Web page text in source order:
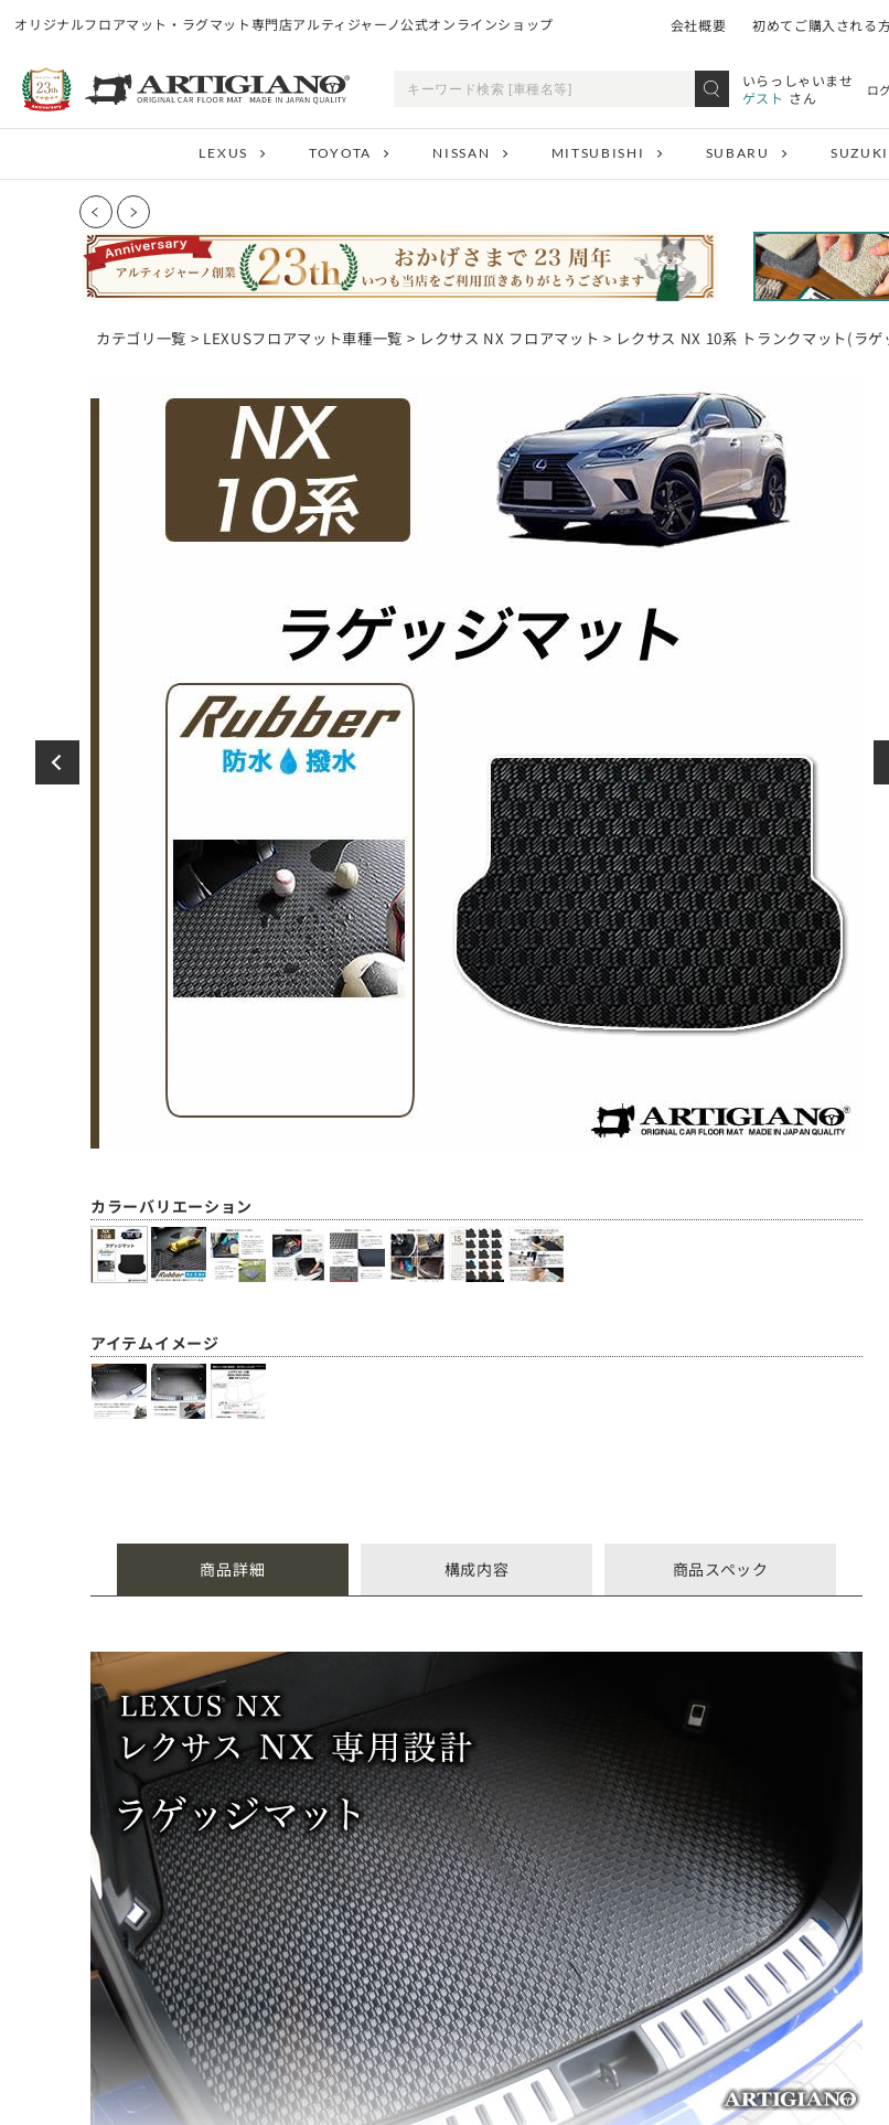
オリジナルフロアマット・ラグマット専門店アルティジャーノ公式オンラインショップ 会社概要 初めてご購入される
いらっしゃいませ
ゲスト さん ロ
LEXUS TOYOTA NISSAN MITSUBISHI SUBARU SUZUKI
カテゴリ一覧 > LEXUSフロアマット車種一覧 > レクサス NX フロアマット > レクサス NX 10系 トランクマット(ラ
カラーバリエーション
アイテムイメージ
商品詳細 構成内容 商品スペック